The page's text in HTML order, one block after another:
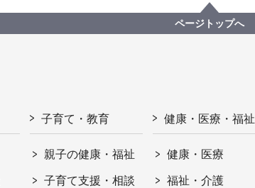
ページトップへ
子育て・教育
親子の健康・福祉
子育て支援・相談
健康・医療・福祉
健康・医療
福祉・介護